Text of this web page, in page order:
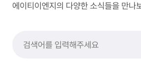
에이티이엔지의 다양한 소식들을 만나